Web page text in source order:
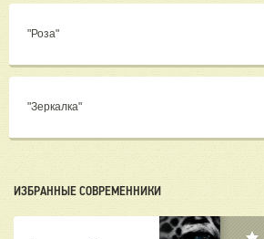
"Роза"
"Зеркалка"
ИЗБРАННЫЕ СОВРЕМЕННИКИ